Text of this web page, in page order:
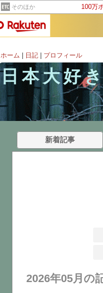
そのほか 100万
ホーム
日記 プロフィール
日本大好
新着記事
2026年05月の